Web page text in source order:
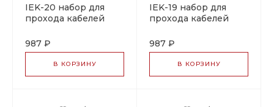
IEK-20 набор для
прохода кабелей
теплоизоляцию
987 ₽
В КОРЗИНУ
IEK-19 набор для
прохода кабелей
теплоизоляцию
987 ₽
В КОРЗИНУ